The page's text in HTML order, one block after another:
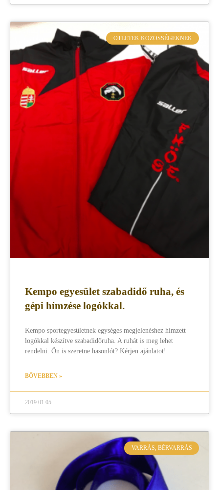
ÖTLETEK KÖZÖSSÉGEKNEK
Kempo egyesület szabadidő ruha, és
gépi hímzése logókkal.
Kempo sportegyesületnek egységes megjelenéshez hímzett
logókkal készítve szabadidőruha. A ruhát is meg lehet
rendelni. Ön is szeretne hasonlót? Kérjen ajánlatot!
BŐVEBBEN »
2019.01.05.
VARRÁS, BÉRVARRÁS